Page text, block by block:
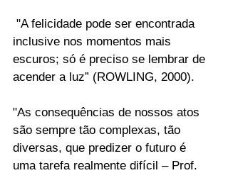
inclusive nos momentos mais
escuros; só é preciso se lembrar de
acender a luz” (ROWLING, 2000).
"As consequências de nossos atos
são sempre tão complexas, tão
diversas, que predizer o futuro é
uma tarefa realmente difícil – Prof.